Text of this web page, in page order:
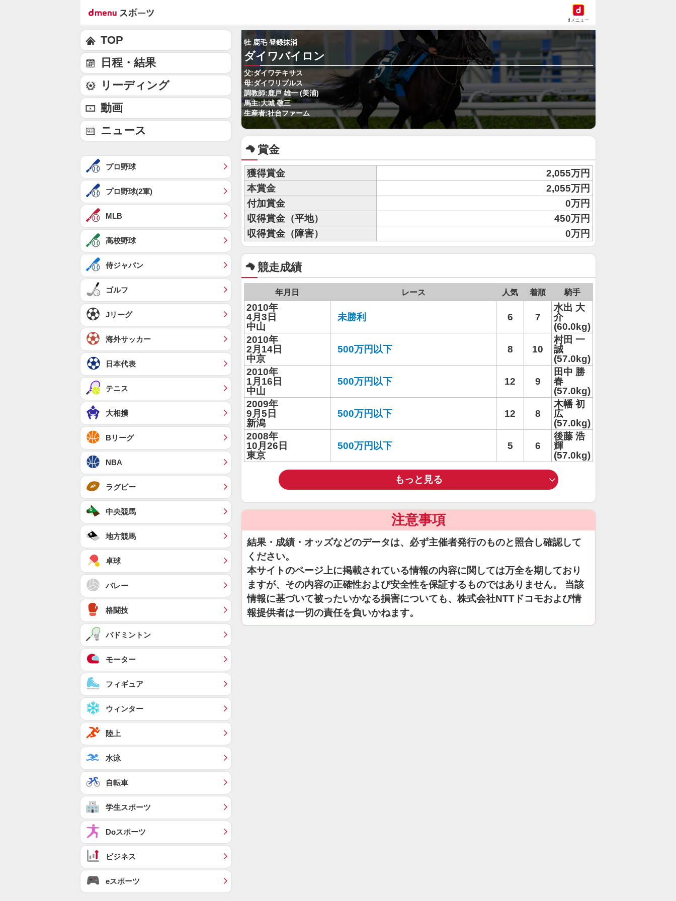
dメニュー
牡 鹿毛 登録抹消
ダイワバイロン
父:ダイワテキサス
母:ダイワリプルス
調教師:鹿戸 雄一 (美浦)
馬主:大城 敬三
生産者:社台ファーム
賞金
獲得賞金
2,055万円
本賞金
2,055万円
付加賞金
0万円
収得賞金（平地）
450万円
収得賞金（障害）
0万円
競走成績
年月日 レース 人気 着順 騎手
2010年
4月3日
中山
未勝利 6 7
水出 大
介
(60.0kg)
2010年
2月14日
中京
500万円以下 8 10
村田 一
誠
(57.0kg)
2010年
1月16日
中山
500万円以下 12 9
田中 勝
春
(57.0kg)
2009年
9月5日
新潟
500万円以下 12 8
木幡 初
広
(57.0kg)
2008年
10月26日
東京
500万円以下 5 6
後藤 浩
輝
(57.0kg)
もっと見る
注意事項
結果・成績・オッズなどのデータは、必ず主催者発行のものと照合し確認して
ください。
本サイトのページ上に掲載されている情報の内容に関しては万全を期しており
ますが、その内容の正確性および安全性を保証するものではありません。 当該
情報に基づいて被ったいかなる損害についても、株式会社NTTドコモおよび情
報提供者は一切の責任を負いかねます。
TOP
日程・結果
リーディング
動画
ニュース
プロ野球
プロ野球(2軍)
MLB
高校野球
侍ジャパン
ゴルフ
Jリーグ
海外サッカー
日本代表
テニス
大相撲
Bリーグ
NBA
ラグビー
中央競馬
地方競馬
卓球
バレー
格闘技
バドミントン
モーター
フィギュア
ウィンター
陸上
水泳
自転車
学生スポーツ
Doスポーツ
ビジネス
eスポーツ